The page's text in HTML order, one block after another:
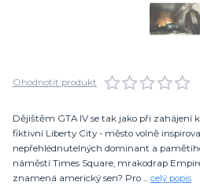
Ohodnotit produkt
Dějištěm GTA IV se tak jako při zahájení
fiktivní Liberty City - město volně
nepřehlédnutelných dominant a
náměstí Times Square, mrakodrap
znamená americký sen? Pro ... celý popis